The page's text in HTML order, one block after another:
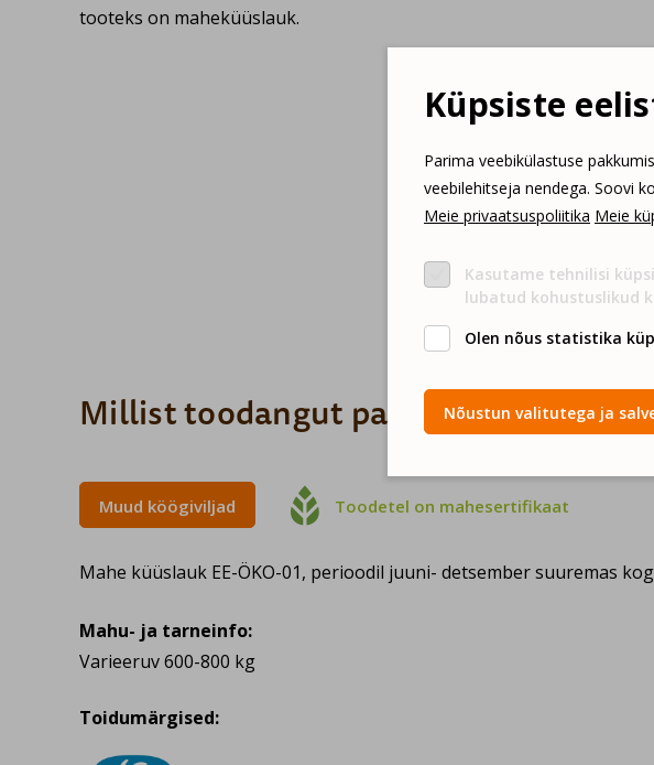
Küpsiste
Parima veebikülastuse
veebilehitseja nendega. Soovi
Meie privaatsuspoliitika Meie
Kasutame tehnilisi
lubatud kohustuslikud
Olen nõus statistika
Nõustun valitutega ja
tooteks on maheküüslauk.
Millist toodangut pakume?
Muud köögiviljad  Toodetel on mahesertifikaat
Mahe küüslauk EE-ÖKO-01, perioodil juuni- detsember suuremas
Mahu- ja tarneinfo:
Varieeruv 600-800 kg
Toidumärgised: